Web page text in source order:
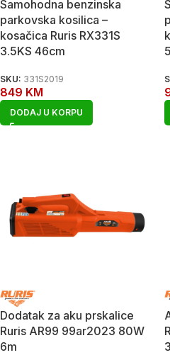
Samohodna benzinska
parkovska kosilica –
kosačica Ruris RX331S
3.5KS 46cm
SKU: 331S2019
849 KM
DODAJ U KORPU
Dodatak za aku prskalice
Ruris AR99 99ar2023 80W
6m